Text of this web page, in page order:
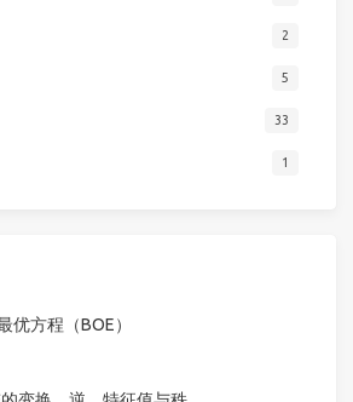
2
5
33
1
优方程（BOE）